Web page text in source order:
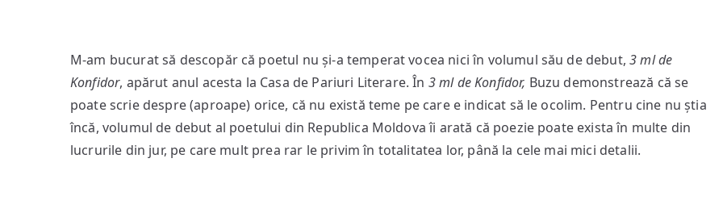
M-am bucurat să descopăr că poetul nu și-a temperat vocea nici în volumul său de debut,3 ml de
Konfidor, apărut anul acesta la Casa de Pariuri Literare. În 3 ml de Konfidor, Buzu demonstrează că se
poate scrie despre (aproape) orice, că nu există teme pe care e indicat să le ocolim. Pentru cine nu știa
încă, volumul de debut al poetului din Republica Moldova îi arată că poezie poate exista în multe din
lucrurile din jur, pe care mult prea rar le privim în totalitatea lor, până la cele mai mici detalii.